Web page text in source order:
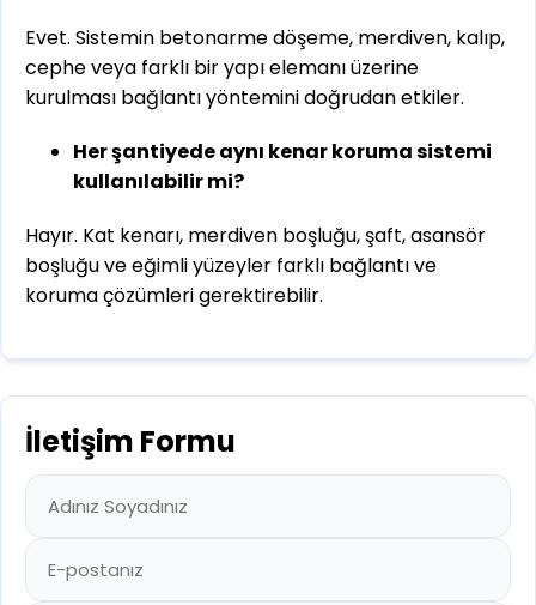
Evet. Sistemin betonarme döşeme, merdiven, kalıp,
cephe veya farklı bir yapı elemanı üzerine
kurulması bağlantı yöntemini doğrudan etkiler.
Her şantiyede aynı kenar koruma sistemi
kullanılabilir mi?
Hayır. Kat kenarı, merdiven boşluğu, şaft, asansör
boşluğu ve eğimli yüzeyler farklı bağlantı ve
koruma çözümleri gerektirebilir.
İletişim Formu